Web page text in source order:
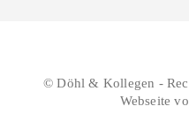
© Döhl & Kollegen -
Webseite